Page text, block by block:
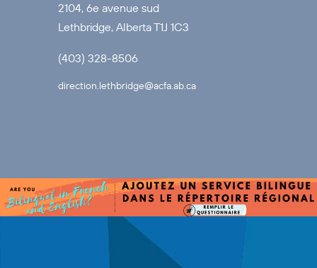
2104, 6e avenue sud
Lethbridge, Alberta T1J 1C3
(403) 328-8506
direction.lethbridge@acfa.ab.ca